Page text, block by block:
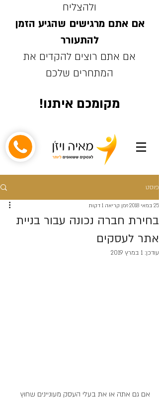
ולהצליח
אם אתם מרגישים שהגיע הזמן
להתעורר
אם אתם רוצים להקדים את
המתחרים שלכם
מקומכם איתנו!
פוסט
בחירת חברה נכונה עבור בניית
אתר לעסקים
25 במאי 2018 זמן קריאה 1 דקות
עודכן: 1 במרץ 2019
אם גם אתה או את בעלי העסק מעוניינים שחוץ